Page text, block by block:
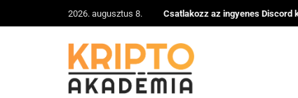
2026. augusztus 8. Csatlakozz az ingyenes Discord